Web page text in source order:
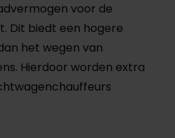
voor de
Dit biedt een hogere
het wegen van
Hierdoor worden extra